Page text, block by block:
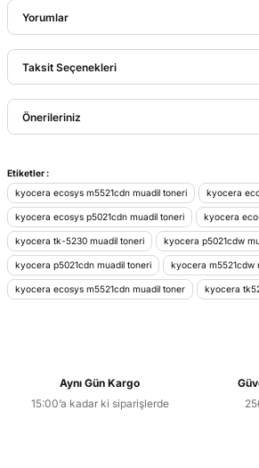
Yorumlar
Bu ürüne ilk yorumu siz
Taksit Seçenekleri
Önerileriniz
Bu ürünün fiyat bilgisi, resim, ürün
konularda yetersiz gördüğünüz noktaları
kullanarak tarafımıza iletebilirsiniz.
Görüş ve önerileriniz için teşekkür ederiz.
Ürün resmi kalitesiz, bozuk veya
Ürün açıklamasında eksik bilgiler
Etiketler :
kyocera ecosys m5521cdn muadil toneri
kyocera
kyocera ecosys p5021cdn muadil toneri kyocera
kyocera tk-5230 muadil toneri kyocera p5021cdw
kyocera p5021cdn muadil toneri kyocera m5521cdw
kyocera ecosys m5521cdn muadil toner kyocera
Aynı Gün Kargo
15:00’a kadar ki siparişlerde